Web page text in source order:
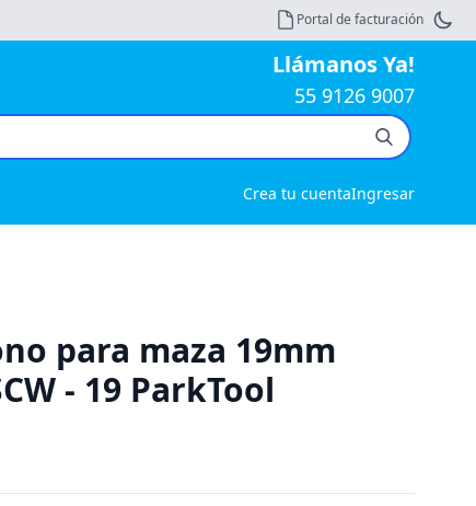
Portal de facturación
Llámanos Ya!
55 9126 9007
Crea tu cuentaIngresar
para maza 19mm
- 19 ParkTool